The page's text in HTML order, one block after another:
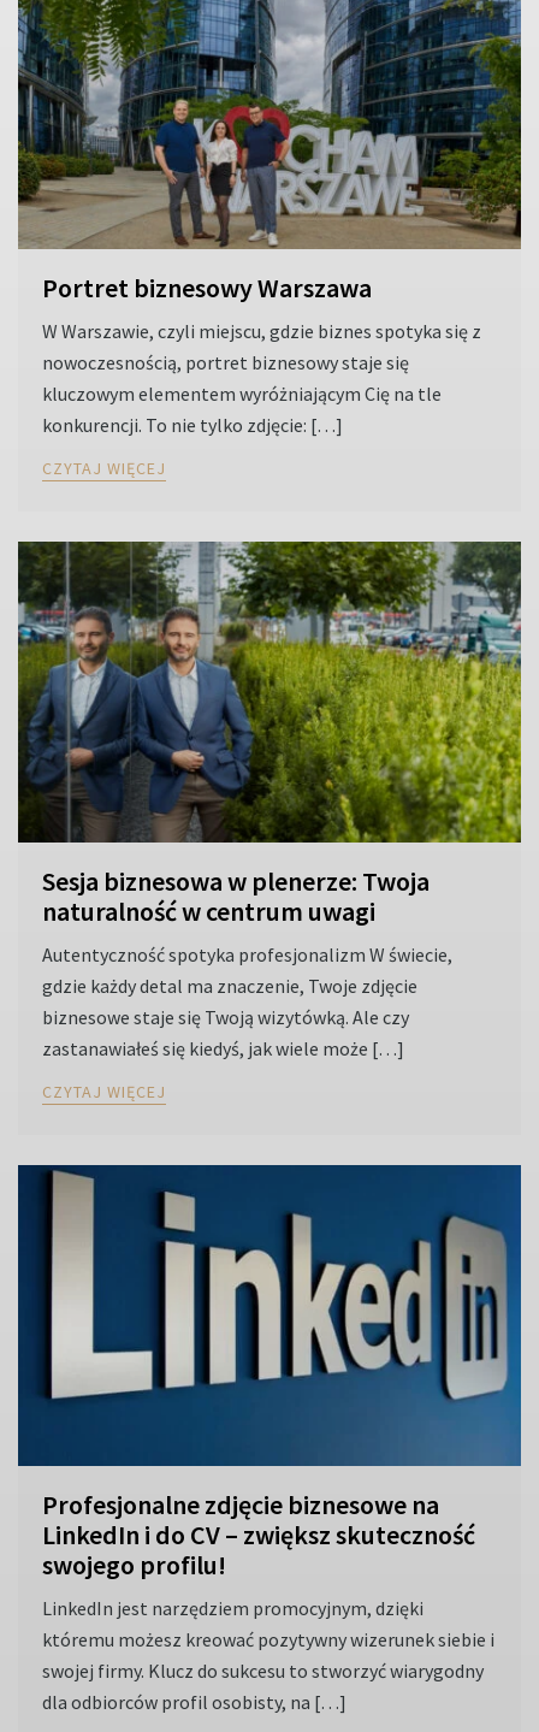
Portret biznesowy Warszawa
W Warszawie, czyli miejscu, gdzie biznes spotyka się z
nowoczesnością, portret biznesowy staje się
kluczowym elementem wyróżniającym Cię na tle
konkurencji. To nie tylko zdjęcie: […]
CZYTAJ WIĘCEJ
Sesja biznesowa w plenerze: Twoja
naturalność w centrum uwagi
Autentyczność spotyka profesjonalizm W świecie,
gdzie każdy detal ma znaczenie, Twoje zdjęcie
biznesowe staje się Twoją wizytówką. Ale czy
zastanawiałeś się kiedyś, jak wiele może […]
CZYTAJ WIĘCEJ
Profesjonalne zdjęcie biznesowe na
LinkedIn i do CV – zwiększ skuteczność
swojego profilu!
LinkedIn jest narzędziem promocyjnym, dzięki
któremu możesz kreować pozytywny wizerunek siebie i
swojej firmy. Klucz do sukcesu to stworzyć wiarygodny
dla odbiorców profil osobisty, na […]